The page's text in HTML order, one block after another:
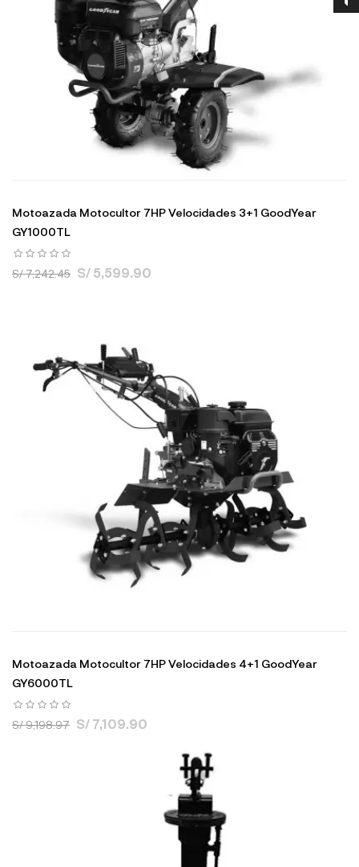
Motoazada Motocultor 7HP Velocidades 3+1 GoodYear
GY1000TL
S/ 7,242.45 S/ 5,599.90
Motoazada Motocultor 7HP Velocidades 4+1 GoodYear
GY6000TL
S/ 9,198.97 S/ 7,109.90